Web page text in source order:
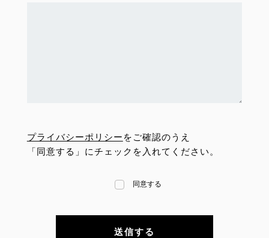
プライバシーポリシー をご確認のうえ
「同意する」にチェックを入れてください。
同意する